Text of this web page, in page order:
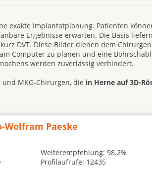
exakte Implantatplanung. Patienten
Ergebnisse erwarten. Die Basis
DVT. Diese Bilder dienen dem
Computer zu planen und eine
werden zuverlässig verhindert.
MKG-Chirurgen, die in Herne auf 3D-
Wolfram Paeske
Weiterempfehlung: 98.2%
Profilaufrufe: 12435